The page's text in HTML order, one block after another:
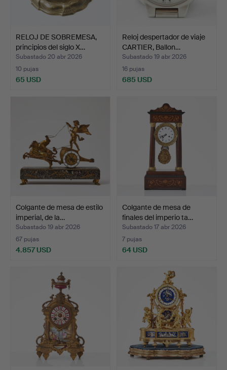
RELOJ DE SOBREMESA,
principios del siglo X…
Subastado 20 abr 2026
10 pujas
65 USD
Reloj despertador de viaje
CARTIER, Ballon…
Subastado 19 abr 2026
16 pujas
685 USD
Colgante de mesa de estilo
imperial, de la…
Subastado 19 abr 2026
67 pujas
4.857 USD
Colgante de mesa de
finales del imperio ta…
Subastado 17 abr 2026
7 pujas
64 USD